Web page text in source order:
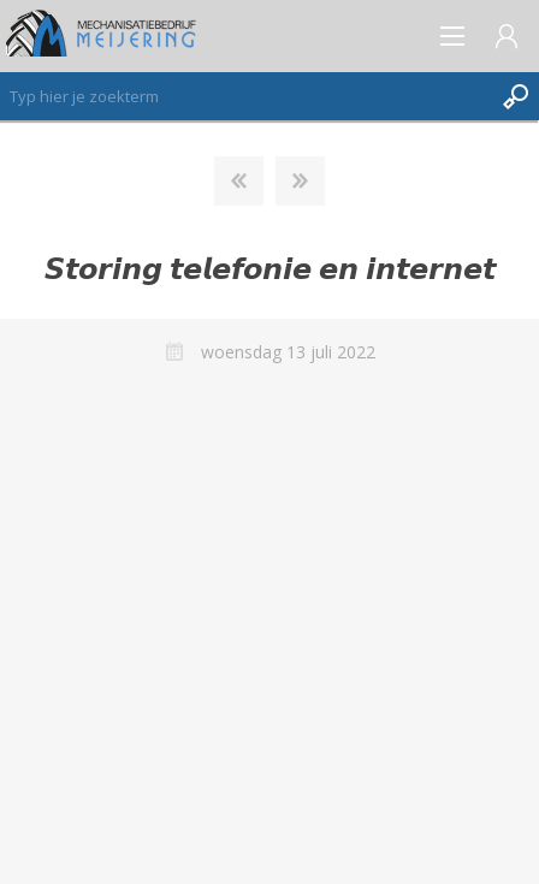
AANMELDEN ALS NIEUWE KLANT
VERLANGLIJST (0)
𝙎𝙩𝙤𝙧𝙞𝙣𝙜 𝙩𝙚𝙡𝙚𝙛𝙤𝙣𝙞𝙚 𝙚𝙣 𝙞𝙣𝙩𝙚𝙧𝙣𝙚𝙩
woensdag 13 juli 2022